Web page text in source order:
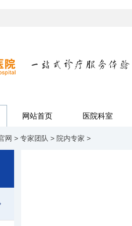
网站首页 医院科室
网 > 专家团队 > 院内专家 >